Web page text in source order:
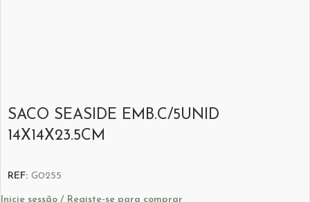
SACO SEASIDE EMB.C/5UNID
14X14X23.5CM
REF: G0255
Inicie sessão / Registe-se para comprar